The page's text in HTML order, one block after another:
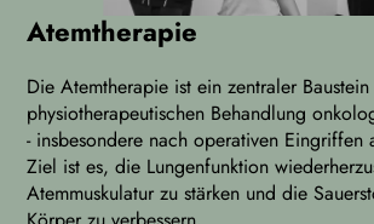
Atemtherapie
Die Atemtherapie ist ein zentraler
physiotherapeutischen Behandlung
- insbesondere nach operativen Eingriffen
Ziel ist es, die Lungenfunktion
Atemmuskulatur zu stärken und die